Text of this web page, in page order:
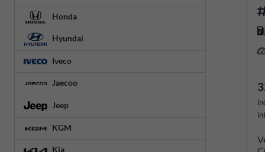
Honda
Hyundai
Iveco
Jaecoo
Jeep
KGM
Kia